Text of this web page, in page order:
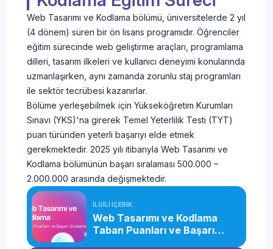
Web Tasarımı ve Kodlama bölümü, üniversitelerde 2 yıl
(4 dönem) süren bir ön lisans programıdır. Öğrenciler
eğitim sürecinde web geliştirme araçları, programlama
dilleri, tasarım ilkeleri ve kullanıcı deneyimi konularında
uzmanlaşırken, aynı zamanda zorunlu staj programları
ile sektör tecrübesi kazanırlar.
Bölüme yerleşebilmek için Yükseköğretim Kurumları
Sınavı (YKS)'na girerek Temel Yeterlilik Testi (TYT)
puan türünden yeterli başarıyı elde etmek
gerekmektedir. 2025 yılı itibarıyla Web Tasarımı ve
Kodlama bölümünün başarı sıralaması 500.000 –
2.000.000 arasında değişmektedir.
İLGİLİ İÇERİK
Web Tasarımı ve Kodlama
Taban Puanları ve Başarı